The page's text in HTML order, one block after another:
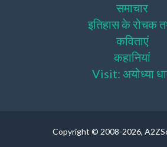
समाचार
इतिहास के रोचक
कविताएं
कहानियां
Visit: अयोध्या
Copyright © 2008-2026,